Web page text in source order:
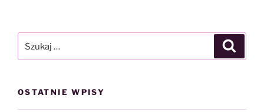
OSTATNIE WPISY